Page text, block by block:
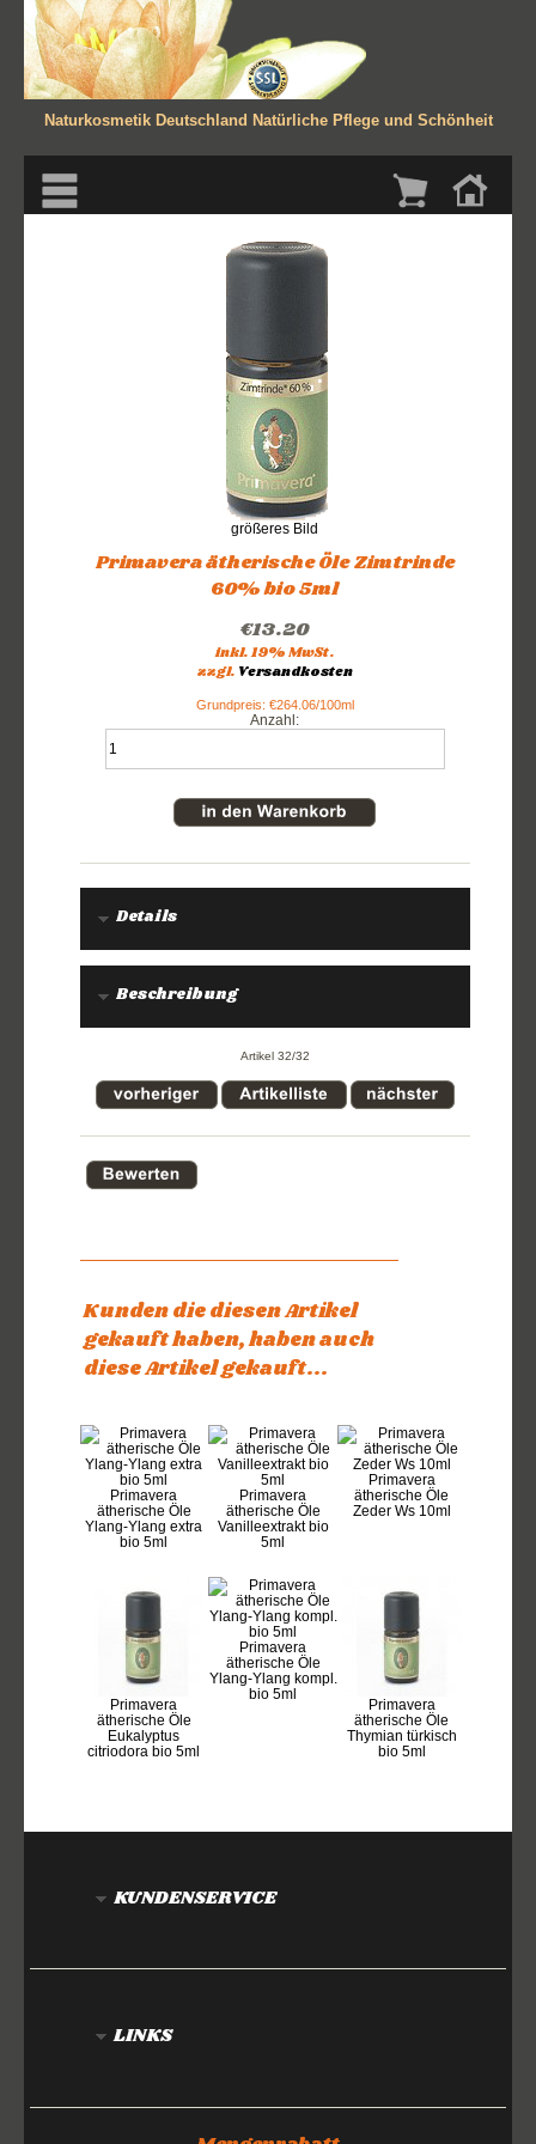
Naturkosmetik Deutschland Natürliche Pflege und Schönheit
größeres Bild
Primavera ätherische Öle Zimtrinde
60% bio 5ml
€13.20
inkl. 19% MwSt.
zzgl. Versandkosten
Grundpreis: €264.06/100ml
Details
Beschreibung
Artikel 32/32
Kunden die diesen Artikel
gekauft haben, haben auch
diese Artikel gekauft...
Primavera
ätherische Öle
Ylang-Ylang extra
bio 5ml
Primavera
ätherische Öle
Vanilleextrakt bio
5ml
Primavera
ätherische Öle
Zeder Ws 10ml
Primavera
ätherische Öle
Eukalyptus
citriodora bio 5ml
Primavera
ätherische Öle
Ylang-Ylang kompl.
bio 5ml
Primavera
ätherische Öle
Thymian türkisch
bio 5ml
KUNDENSERVICE
LINKS